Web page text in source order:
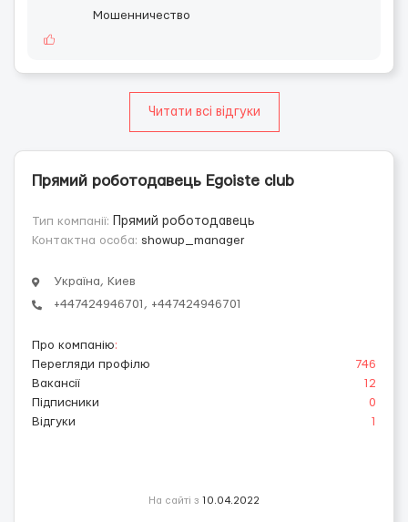
Мошенничество
Читати всі відгуки
Прямий роботодавець Egoiste club
Тип компанії:
Прямий роботодавець
Контактна особа: showup_manager
Україна, Киев
+447424946701, +447424946701
Про компанію:
Перегляди профілю
746
Вакансії
12
Підписники
0
Відгуки
1
На сайті з 10.04.2022